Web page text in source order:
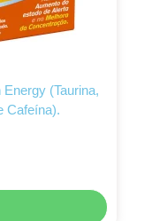
(Taurina,
Cafeína).